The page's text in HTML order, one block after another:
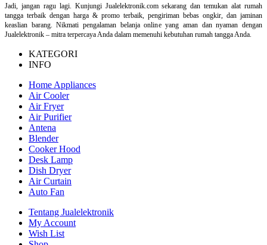
Jadi, jangan ragu lagi. Kunjungi Jualelektronik.com sekarang dan temukan alat rumah
tangga terbaik dengan harga & promo terbaik, pengiriman bebas ongkir, dan jaminan
keaslian barang. Nikmati pengalaman belanja online yang aman dan nyaman dengan
Jualelektronik – mitra terpercaya Anda dalam memenuhi kebutuhan rumah tangga Anda.
KATEGORI
INFO
Home Appliances
Air Cooler
Air Fryer
Air Purifier
Antena
Blender
Cooker Hood
Desk Lamp
Dish Dryer
Air Curtain
Auto Fan
Tentang Jualelektronik
My Account
Wish List